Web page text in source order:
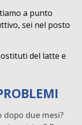
a punto
sei nel posto
del latte e
dopo due mesi?